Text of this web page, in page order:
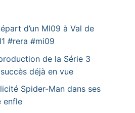
d’un MI09 à Val de
#rera #mi09
de la Série 3
déjà en vue
Spider-Man dans ses
enfle